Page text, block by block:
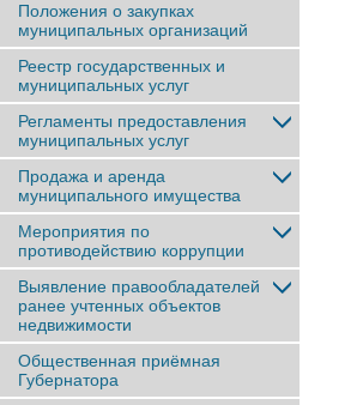
Положения о закупках
муниципальных организаций
Реестр государственных и
муниципальных услуг
Регламенты предоставления
муниципальных услуг
Продажа и аренда
муниципального имущества
Мероприятия по
противодействию коррупции
Выявление правообладателей
ранее учтенныx объектов
недвижимости
Общественная приёмная
Губернатора